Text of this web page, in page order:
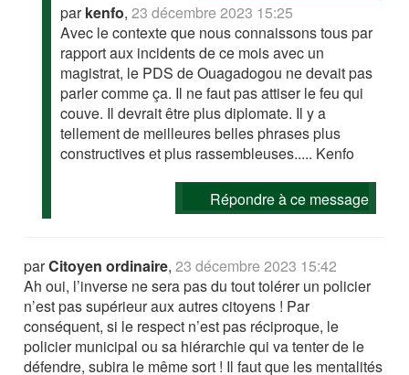
parkenfo,23 décembre 2023 15:25
Avec le contexte que nous connaissons tous par
rapport aux incidents de ce mois avec un
magistrat, le PDS de Ouagadogou ne devait pas
parler comme ça. Il ne faut pas attiser le feu qui
couve. Il devrait être plus diplomate. Il y a
tellement de meilleures belles phrases plus
constructives et plus rassembleuses..... Kenfo
Répondre à ce message
parCitoyen ordinaire,23 décembre 2023 15:42
Ah oui, l’inverse ne sera pas du tout tolérer un policier
n’est pas supérieur aux autres citoyens ! Par
conséquent, si le respect n’est pas réciproque, le
policier municipal ou sa hiérarchie qui va tenter de le
défendre, subira le même sort ! Il faut que les mentalités